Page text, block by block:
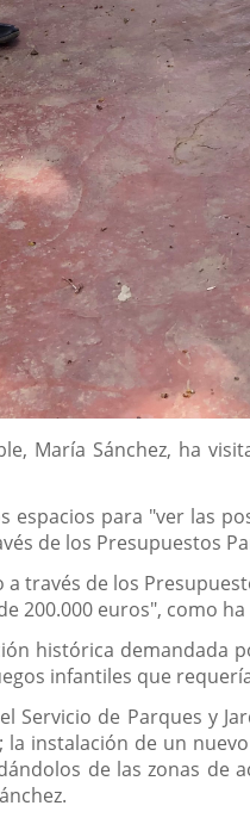
María Sánchez, ha
espacios para "ver las
de los Presupuestos
través de los
200.000 euros", como
histórica
infantiles que
Servicio de Parques y
instalación de un
de las zonas